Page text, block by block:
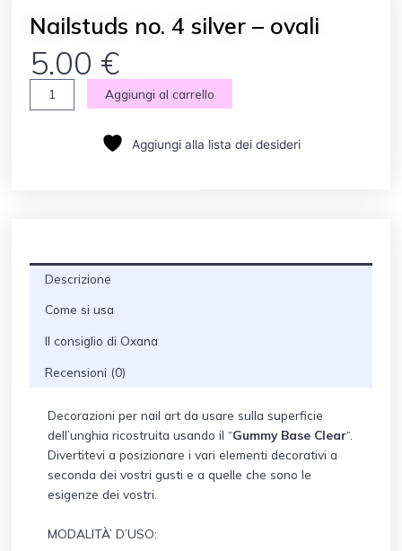
Nailstuds no. 4 silver – ovali
5.00 €
Nailstuds
no.
Aggiungi al carrello
Aggiungi alla lista dei desideri
Descrizione
Come si usa
Il consiglio di Oxana
Recensioni (0)
Decorazioni per nail art da usare sulla superficie
dell’unghia ricostruita usando il “Gummy Base Clear“.
Divertitevi a posizionare i vari elementi decorativi a
seconda dei vostri gusti e a quelle che sono le
esigenze dei vostri.
MODALITÀ’ D’USO: